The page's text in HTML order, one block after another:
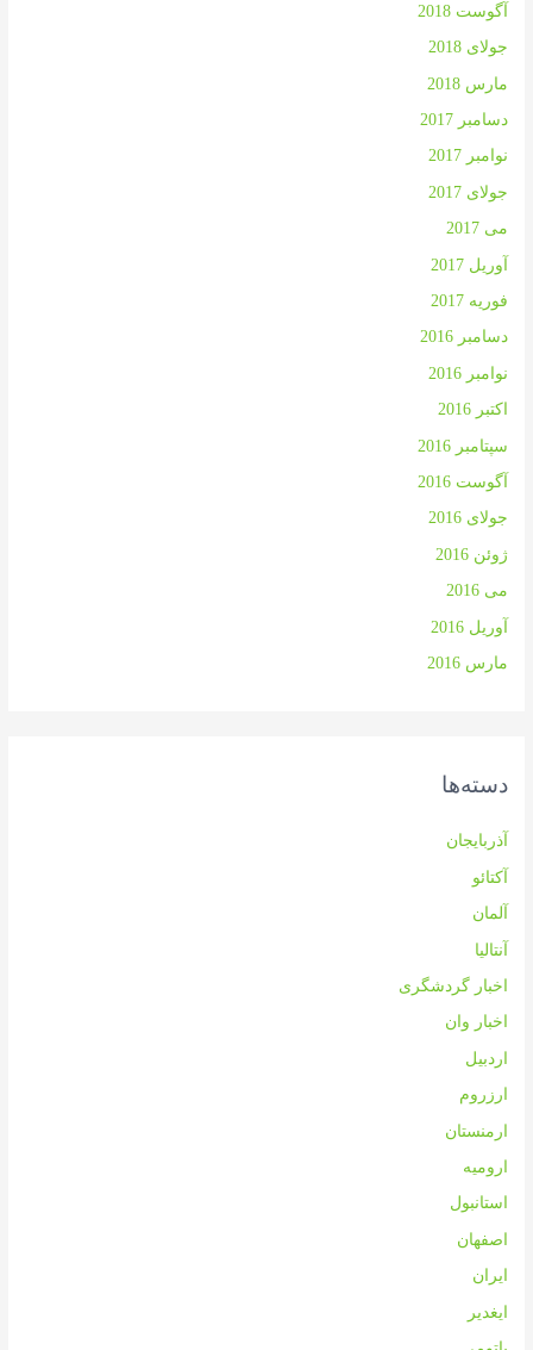
آگوست 2018
جولای 2018
مارس 2018
دسامبر 2017
نوامبر 2017
جولای 2017
می 2017
آوریل 2017
فوریه 2017
دسامبر 2016
نوامبر 2016
اکتبر 2016
سپتامبر 2016
آگوست 2016
جولای 2016
ژوئن 2016
می 2016
آوریل 2016
مارس 2016
دسته‌ها
آذربایجان
آکتائو
آلمان
آنتالیا
اخبار گردشگری
اخبار وان
اردبیل
ارزروم
ارمنستان
ارومیه
استانبول
اصفهان
ایران
ایغدیر